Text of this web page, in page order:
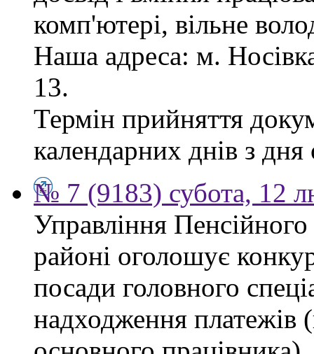
комп'ютері, вільне
Наша адреса: м.
13.
Термін прийняття
календарних днів з
№ 7 (9183) субота, 12
Управління
районі оголошує
посади головного
надходження платежів